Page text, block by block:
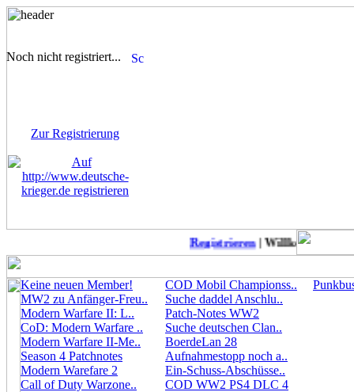
Registrieren| Willkommen auf
Keine neuen Member!
MW2 zu Anfänger-Freu..
Modern Warfare II: L..
CoD: Modern Warfare ..
Modern Warfare II-Me..
Season 4 Patchnotes
Modern Warefare 2
Call of Duty Warzone..
COD Mobil Championss..
Suche daddel Anschlu..
Patch-Notes WW2
Suche deutschen Clan..
BoerdeLan 28
Aufnahmestopp noch a..
Ein-Schuss-Abschüsse..
COD WW2 PS4 DLC 4
Noch nicht registriert...
Zur Registrierung